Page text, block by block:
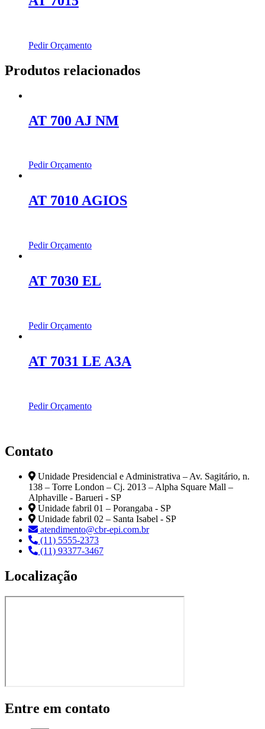
Pedir Orçamento
Produtos relacionados
AT 700 AJ NM
Pedir Orçamento
AT 7010 AGIOS
Pedir Orçamento
AT 7030 EL
Pedir Orçamento
AT 7031 LE A3A
Pedir Orçamento
Contato
Unidade Presidencial e Administrativa – Av. Sagitário, n.
138 – Torre London – Cj. 2013 – Alpha Square Mall –
Alphaville - Barueri - SP
Unidade fabril 01 – Porangaba - SP
Unidade fabril 02 – Santa Isabel - SP
atendimento@cbr-epi.com.br
(11) 5555-2373
(11) 93377-3467
Localização
Entre em contato